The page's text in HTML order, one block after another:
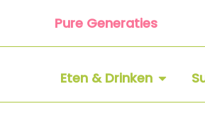
de
Pure Generaties
Eten & Drinken OPEN